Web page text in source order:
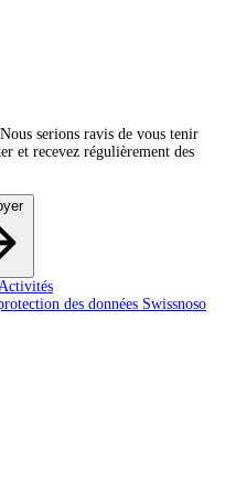
serions ravis de vous tenir
et recevez régulièrement des
Activités
des données Swissnoso